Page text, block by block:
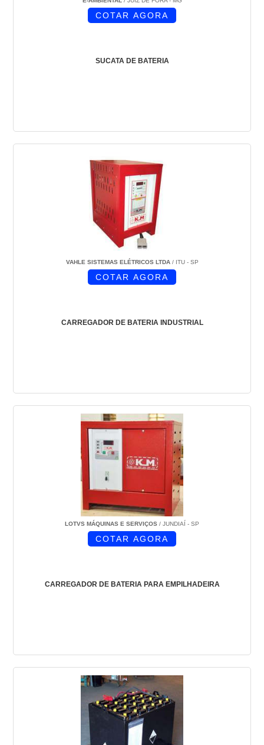
SUCATA DE BATERIA
COTAR AGORA
VAHLE SISTEMAS ELÉTRICOS LTDA/ ITU - SP
CARREGADOR DE BATERIA INDUSTRIAL
COTAR AGORA
LOTVS MÁQUINAS E SERVIÇOS / JUNDIAÍ - SP
CARREGADOR DE BATERIA PARA EMPILHADEIRA
COTAR AGORA